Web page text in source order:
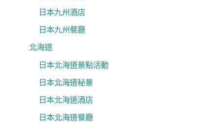
日本九州酒店
日本九州餐廳
北海道
日本北海道景點活動
日本北海道秘景
日本北海道酒店
日本北海道餐廳